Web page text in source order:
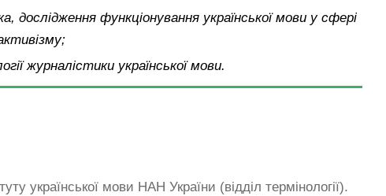
дослідження функціонування української мови у сфері
журналістики української мови.
української мови НАН України (відділ термінології).